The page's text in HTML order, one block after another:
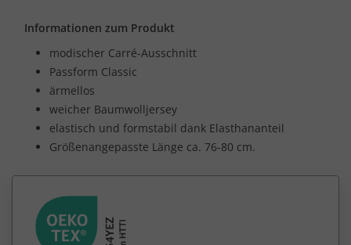
Informationen zum Produkt
modischer Carré-Ausschnitt
Passform Classic
ärmellos
weicher Baumwolljersey
elastisch und formstabil dank Elasthananteil
Größenangepasste Länge ca. 76-80 cm.